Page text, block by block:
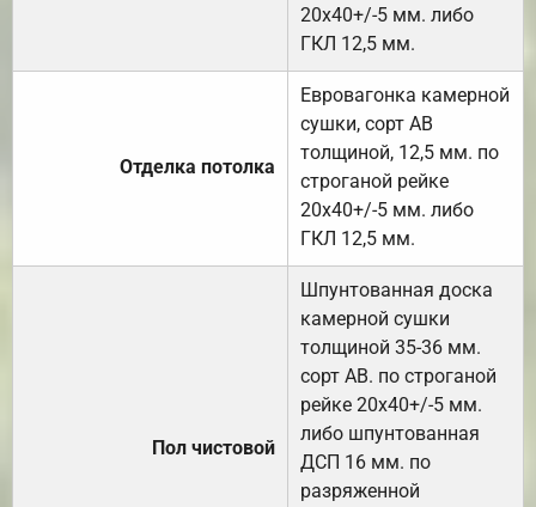
20х40+/-5 мм. либо
ГКЛ 12,5 мм.
Отделка потолка
Евровагонка камерной
сушки, сорт АВ
толщиной, 12,5 мм. по
строганой рейке
20х40+/-5 мм. либо
ГКЛ 12,5 мм.
Пол чистовой
Шпунтованная доска
камерной сушки
толщиной 35-36 мм.
сорт АВ. по строганой
рейке 20х40+/-5 мм.
либо шпунтованная
ДСП 16 мм. по
разряженной